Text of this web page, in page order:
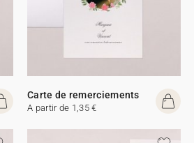
Carte de remerciements
A partir de 1,35 €